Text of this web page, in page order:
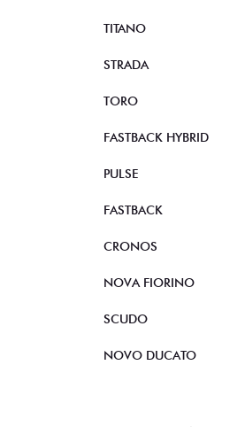
TITANO
STRADA
TORO
FASTBACK HYBRID
PULSE
FASTBACK
CRONOS
NOVA FIORINO
SCUDO
NOVO DUCATO